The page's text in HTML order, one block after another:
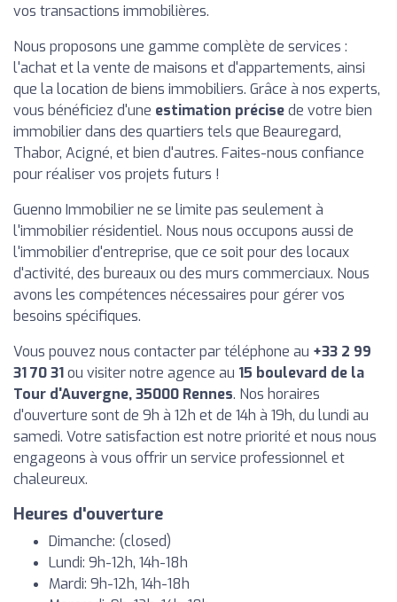
vos transactions immobilières.
Nous proposons une gamme complète de services :
l'achat et la vente de maisons et d'appartements, ainsi
que la location de biens immobiliers. Grâce à nos experts,
vous bénéficiez d'une estimation précisede votre bien
immobilier dans des quartiers tels que Beauregard,
Thabor, Acigné, et bien d'autres. Faites-nous confiance
pour réaliser vos projets futurs !
Guenno Immobilier ne se limite pas seulement à
l'immobilier résidentiel. Nous nous occupons aussi de
l'immobilier d'entreprise, que ce soit pour des locaux
d'activité, des bureaux ou des murs commerciaux. Nous
avons les compétences nécessaires pour gérer vos
besoins spécifiques.
Vous pouvez nous contacter par téléphone au +33 2 99
31 70 31ou visiter notre agence au 15 boulevard de la
Tour d'Auvergne, 35000 Rennes. Nos horaires
d'ouverture sont de 9h à 12h et de 14h à 19h, du lundi au
samedi. Votre satisfaction est notre priorité et nous nous
engageons à vous offrir un service professionnel et
chaleureux.
Heures d'ouverture
Dimanche: (closed)
Lundi: 9h-12h, 14h-18h
Mardi: 9h-12h, 14h-18h